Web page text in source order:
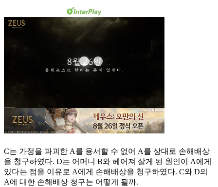
C는 가정을 파괴한 A를 용서할 수 없어 A를 상대로 손해배상
을 청구하였다. D는 어머니 B와 헤어져 살게 된 원인이 A에게
있다는 점을 이유로 A에게 손해배상을 청구하였다. C와 D의
A에 대한 손해배상 청구는 어떻게 될까.